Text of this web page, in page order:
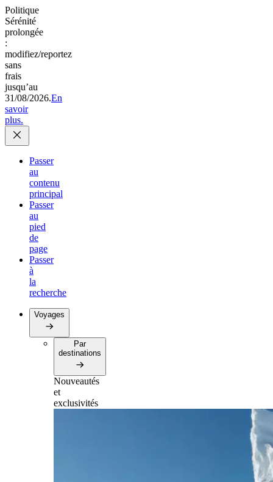
Politique
Sérénité
prolongée
:
modifiez/reportez
sans
frais
jusqu’au
31/08/2026.En
savoir
plus.
Passer
au
contenu
principal
Passer
au
pied
de
page
Passer
à
la
recherche
Voyages
Par
destinations
Nouveautés
et
exclusivités